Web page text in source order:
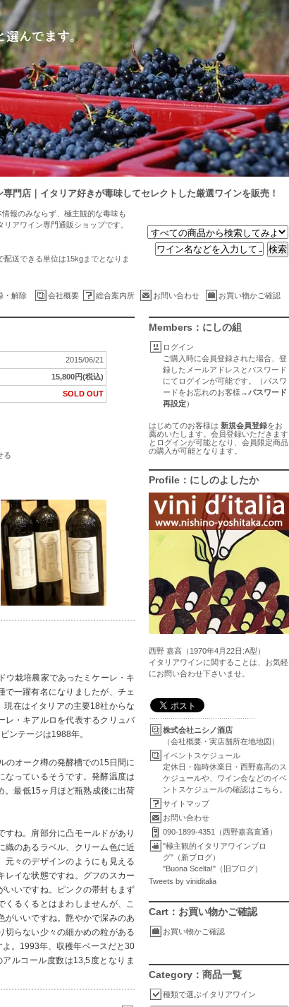
門店｜イタリア好きが毒味してセレクトした厳選ワインを販売！
報のみならず、極主観的な毒味も
アワイン専門通販ショップです。
送できる単位は15kgまでとなりま
・解除 会社概要 総合案内所 お問い合わせ お買い物かご確認
2015/06/21
15,800円(税込)
SOLD OUT
る
ウ栽培農家であったミケーレ・キ
で一躍有名になりましたが、チェ
現在はイタリアの主要18社からな
レ・キアルロを代表するクリュバ
ンテージは1988年。
のオーク樽の発酵槽での15日間に
なっているそうです。発酵温度は
。最低15ヶ月ほど瓶熟成後に出荷
ね。肩部分に凸モールドがあり
織のあるラベル、クリーム色に近
元々のデザインのようにも見える
レイな状態ですね。グフのスカー
いいですね。ピンクの帯封もまず
くるくるとはまわしませんが、こ
がいいですね。艶やかで深みのあ
切らない少々の細かめの粒がある
。1993年、収穫年ベースだと30
ルコール度数は13,5度となりま
Members：にしの組
ログイン
ご購入時に会員登録された場合、登
録したメールアドレスとパスワード
にてログインが可能です。（パスワ
ードをお忘れのお客様→パスワード
再設定）
はじめてのお客様は 新規会員登録をお
薦めいたします。会員登録いただきます
とログインが可能となり、会員限定商品
の購入が可能となります。
Profile：にしのよしたか
西野 嘉高（1970年4月22日:A型）
イタリアワインに関することは、お気軽
にお問い合わせ下さいませ。
株式会社ニシノ酒店
（会社概要・実店舗所在地地図）
イベントスケジュール
定休日・臨時休業日・西野嘉高のス
ケジュールや、ワイン会などのイベ
ントスケジュールの確認はこちら。
サイトマップ
お問い合わせ
090-1899-4351（西野嘉高直通）
"極主観的イタリアワインブロ
グ"（新ブログ）
"Buona Scelta!"（旧ブログ）
Tweets by viniditalia
Cart：お買い物かご確認
お買い物かご確認
Category：商品一覧
種類で選ぶイタリアワイン